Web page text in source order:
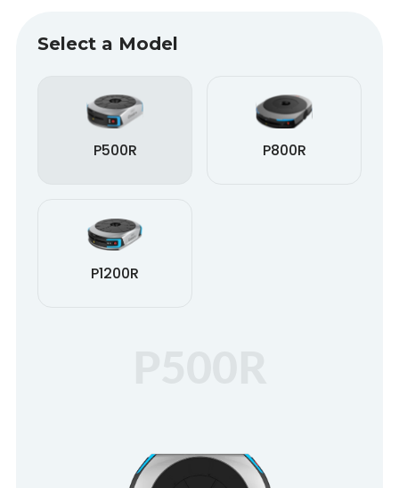
Select a Model
P500R P800R
P1200R